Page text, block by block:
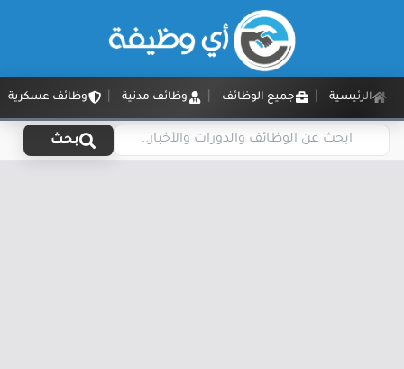
الرئيسية جميع الوظائف وظائف مدنية وظائف عسكرية
بحث